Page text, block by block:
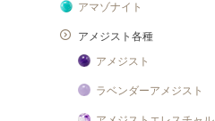
アマゾナイト
アメジスト各種
アメジスト
ラベンダーアメジスト